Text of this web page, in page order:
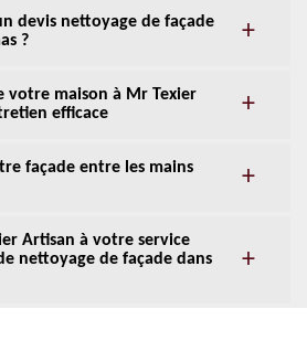
devis nettoyage de façade
?
votre maison à Mr Texier
efficace
façade entre les mains
Artisan à votre service
nettoyage de façade dans